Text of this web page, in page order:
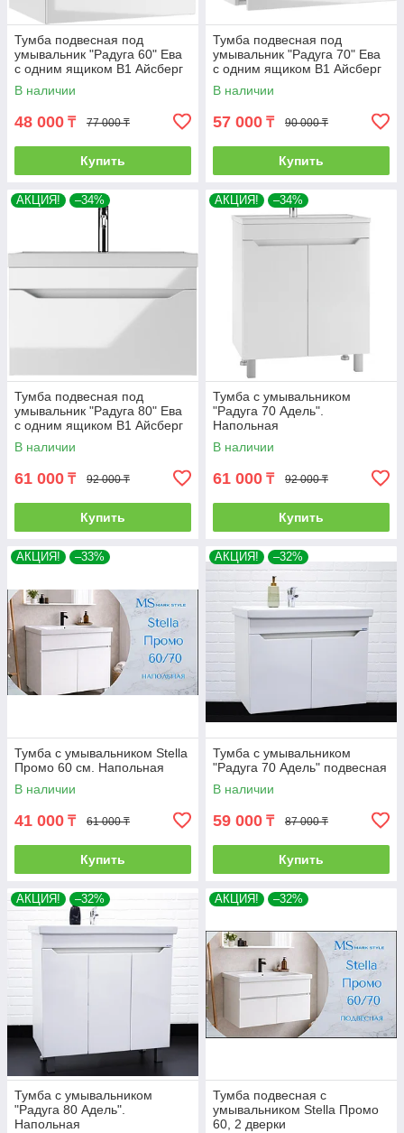
Тумба подвесная под
умывальник "Радуга 60" Ева
с одним ящиком В1 Айсберг
В наличии
48 000 ₸ 77 000 ₸
Купить
Тумба подвесная под
умывальник "Радуга 70" Ева
с одним ящиком В1 Айсберг
В наличии
57 000 ₸ 90 000 ₸
Купить
АКЦИЯ! –34%
Тумба подвесная под
умывальник "Радуга 80" Ева
с одним ящиком В1 Айсберг
В наличии
61 000 ₸ 92 000 ₸
Купить
АКЦИЯ! –34%
Тумба с умывальником
"Радуга 70 Адель".
Напольная
В наличии
61 000 ₸ 92 000 ₸
Купить
АКЦИЯ! –33%
Тумба с умывальником Stella
Промо 60 см. Напольная
В наличии
41 000 ₸ 61 000 ₸
Купить
АКЦИЯ! –32%
Тумба с умывальником
"Радуга 70 Адель" подвесная
В наличии
59 000 ₸ 87 000 ₸
Купить
АКЦИЯ! –32%
Тумба с умывальником
"Радуга 80 Адель".
Напольная
АКЦИЯ! –32%
Тумба подвесная с
умывальником Stella Промо
60, 2 дверки